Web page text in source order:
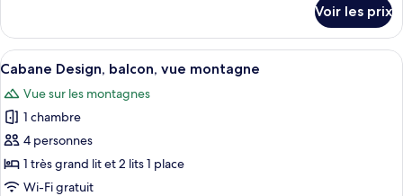
balcon,
vue
montagne
le
type
de
Cabane
Design,
balcon,
vue
montagne
Voir les prix
Afficher
toutes
les
photos
pour
ce
type
Une structure en forme de dôme
4
Cabane Design, balcon, vue montagne
Vue sur les montagnes
1 chambre
4 personnes
1 très grand lit et 2 lits 1 place
Wi-Fi gratuit